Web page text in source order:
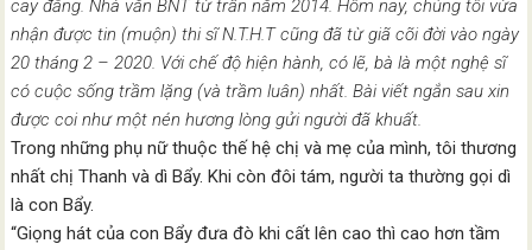
cay đắng. Nhà văn BNT từ trần năm 2014. Hôm nay, chúng tôi vừa
nhận được tin (muộn) thi sĩ N.T.H.T cũng đã từ giã cõi đời vào ngày
20 tháng 2 – 2020. Với chế độ hiện hành, có lẽ, bà là một nghệ sĩ
có cuộc sống trầm lặng (và trầm luân) nhất. Bài viết ngắn sau xin
được coi như một nén hương lòng gửi người đã khuất.
Trong những phụ nữ thuộc thế hệ chị và mẹ của mình, tôi thương
nhất chị Thanh và dì Bẩy. Khi còn đôi tám, người ta thường gọi dì
là con Bẩy.
“Giọng hát của con Bẩy đưa đò khi cất lên cao thì cao hơn tầm